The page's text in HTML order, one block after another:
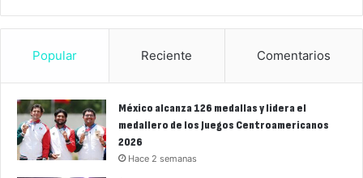
Popular Reciente Comentarios
México alcanza 126 medallas y lidera el
medallero de los Juegos Centroamericanos
2026
Hace 2 semanas